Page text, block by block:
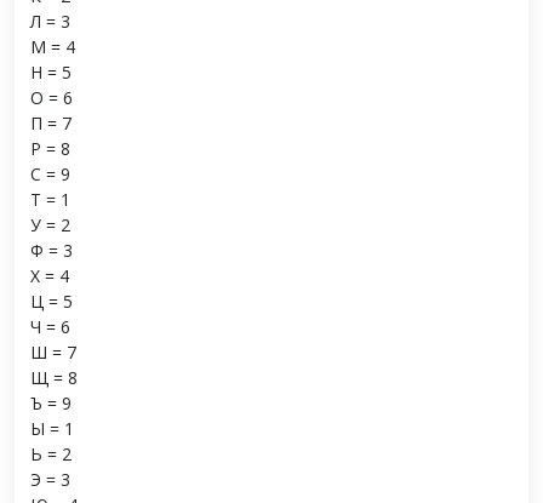
Л = 3
М = 4
Н = 5
О = 6
П = 7
Р = 8
С = 9
Т = 1
У = 2
Ф = 3
Х = 4
Ц = 5
Ч = 6
Ш = 7
Щ = 8
Ъ = 9
Ы = 1
Ь = 2
Э = 3